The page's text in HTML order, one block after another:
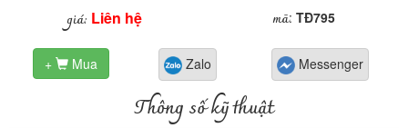
giá: Liên hệ mã: TĐ795
+ Mua Zalo Messenger
Thông số kỹ thuật